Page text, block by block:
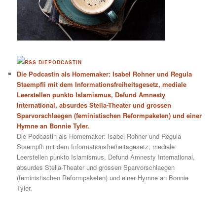
DIEPODCASTIN
Die Podcastin als Homemaker: Isabel Rohner und Regula
Staempfli mit dem Informationsfreiheitsgesetz, mediale
Leerstellen punkto Islamismus, Defund Amnesty
International, absurdes Stella-Theater und grossen
Sparvorschlaegen (feministischen Reformpaketen) und einer
Hymne an Bonnie Tyler.
Die Podcastin als Homemaker: Isabel Rohner und Regula
Staempfli mit dem Informationsfreiheitsgesetz, mediale
Leerstellen punkto Islamismus, Defund Amnesty International,
absurdes Stella-Theater und grossen Sparvorschlaegen
(feministischen Reformpaketen) und einer Hymne an Bonnie
Tyler.